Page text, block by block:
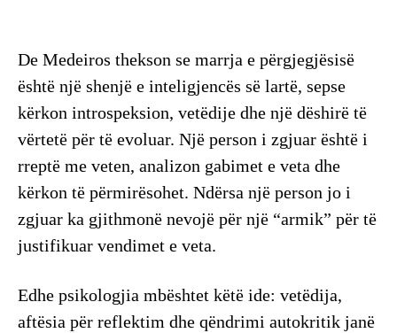
De Medeiros thekson se marrja e përgjegjësisë
është një shenjë e inteligjencës së lartë, sepse
kërkon introspeksion, vetëdije dhe një dëshirë të
vërtetë për të evoluar. Një person i zgjuar është i
rreptë me veten, analizon gabimet e veta dhe
kërkon të përmirësohet. Ndërsa një person jo i
zgjuar ka gjithmonë nevojë për një “armik” për të
justifikuar vendimet e veta.
Edhe psikologjia mbështet këtë ide: vetëdija,
aftësia për reflektim dhe qëndrimi autokritik janë